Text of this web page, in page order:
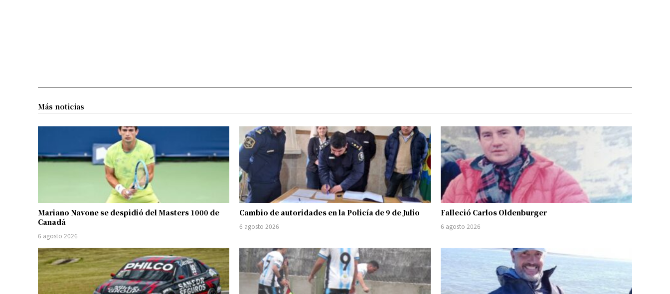
Más noticias
Mariano Navone se despidió del Masters 1000 de
Canadá
6 agosto 2026
Cambio de autoridades en la Policía de 9 de Julio
6 agosto 2026
Falleció Carlos Oldenburger
6 agosto 2026